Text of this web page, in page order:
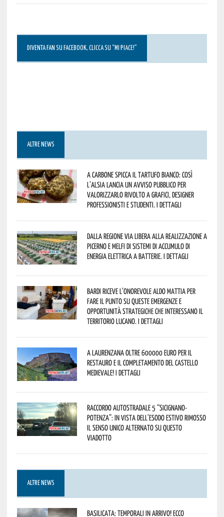
DIVENTA FAN SU FACEBOOK, CLICCA SU “MI PIACE!”
ALTRE NEWS
A Carbone spicca il tartufo bianco: così
l’Alsia lancia un avviso pubblico per
valorizzarlo rivolto a grafici, designer
professionisti e studenti. I dettagli
Dalla Regione via libera alla realizzazione a
Picerno e Melfi di sistemi di accumulo di
energia elettrica a batterie. I dettagli
Bardi riceve l’onorevole Aldo Mattia per
fare il punto su queste emergenze e
opportunità strategiche che interessano il
territorio lucano. I dettagli
A Laurenzana oltre 600000 euro per il
restauro e il completamento del Castello
Medievale! I dettagli
Raccordo Autostradale 5 “Sicignano-
Potenza”: in vista dell’esodo estivo rimosso
il senso unico alternato su questo
viadotto
ALTRE NEWS
Basilicata: temporali in arrivo! Ecco